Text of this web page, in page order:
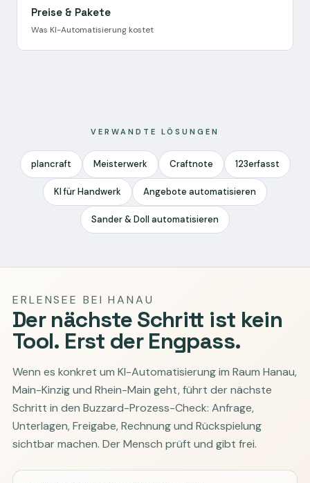
Preise & Pakete
Was KI-Automatisierung kostet
VERWANDTE LÖSUNGEN
plancraft Meisterwerk Craftnote 123erfasst
KI für Handwerk Angebote automatisieren
Sander & Doll automatisieren
ERLENSEE BEI HANAU
Der nächste Schritt ist kein
Tool. Erst der Engpass.
Wenn es konkret um KI-Automatisierung im Raum Hanau,
Main-Kinzig und Rhein-Main geht, führt der nächste
Schritt in den Buzzard-Prozess-Check: Anfrage,
Unterlagen, Freigabe, Rechnung und Rückspielung
sichtbar machen. Der Mensch prüft und gibt frei.